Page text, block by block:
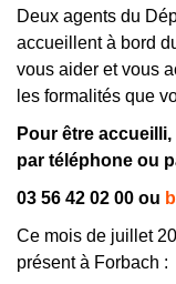
Deux agents du
accueillent à bord
vous aider et vous
les formalités que
Pour être
par téléphone ou
03 56 42 02 00 ou
Ce mois de juillet
présent à Forbach :